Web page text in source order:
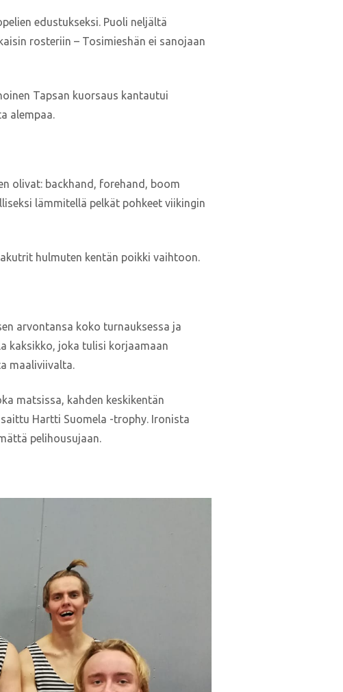
edustukseksi. Puoli neljältä
rosteriin – Tosimieshän ei sanojaan
Tapsan kuorsaus kantautui
alempaa.
olivat: backhand, forehand, boom
lämmitellä pelkät pohkeet viikingin
hulmuten kentän poikki vaihtoon.
arvontansa koko turnauksessa ja
kaksikko, joka tulisi korjaamaan
maaliviivalta.
matsissa, kahden keskikentän
Hartti Suomela -trophy. Ironista
pelihousujaan.